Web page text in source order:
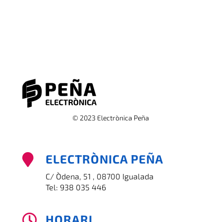
© 2023 Electrònica Peña
 ELECTRÒNICA PEÑA
C/ Òdena, 51 , 08700 Igualada
Tel: 938 035 446